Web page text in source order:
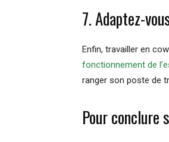
7. Adaptez-
Enfin, travailler en
fonctionnement de
ranger son poste de
Pour conclure